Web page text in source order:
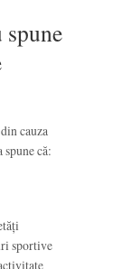
cauza
că:
sportive